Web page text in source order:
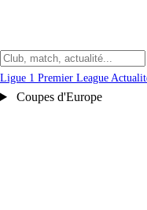
Ligue 1 Premier League
Coupes d'Europe